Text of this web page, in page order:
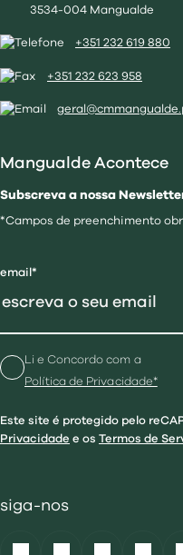
3534-004 Mangualde
+351 232 619 880
+351 232 623 958
Mangualde Acontece
Subscreva a nossa
*Campos de preenchimento
email*
Li e Concordo com a
Política de Privacidade*
Este site é protegido pelo
Privacidade e os Termos de
siga-nos